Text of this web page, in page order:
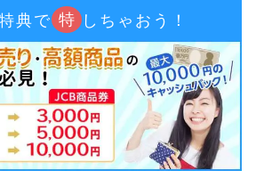
典で 特 しちゃおう！